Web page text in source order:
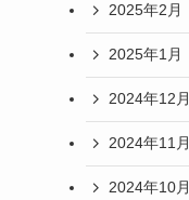
2025年2月
2025年1月
2024年12月
2024年11月
2024年10月